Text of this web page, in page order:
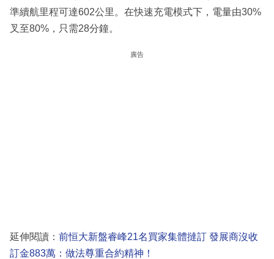
準續航里程可達602公里。在快速充電模式下，電量由30%
叉至80%，只需28分鐘。
廣告
延伸閱讀： 前恒大新盤睿峰21名買家集體撻訂 發展商沒收
訂金883萬：做法尊重合約精神！